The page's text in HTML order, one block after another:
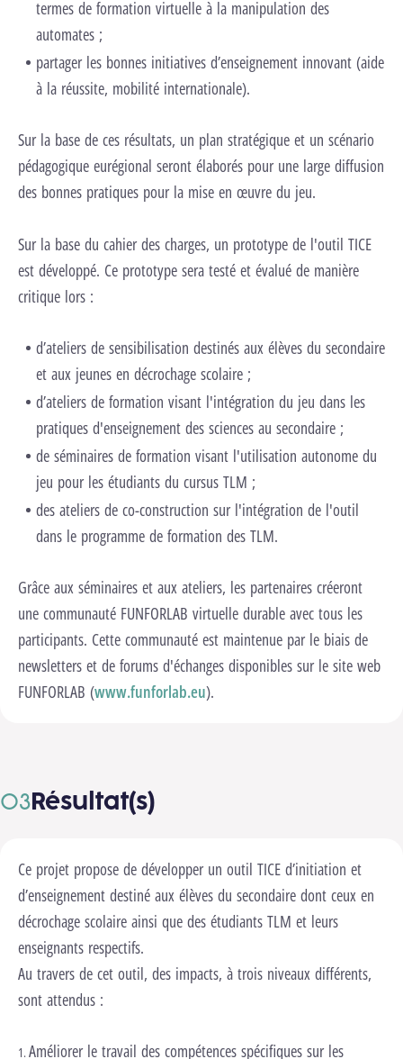
termes de formation virtuelle à la manipulation des
automates ;
partager les bonnes initiatives d’enseignement innovant (aide
à la réussite, mobilité internationale).
Sur la base de ces résultats, un plan stratégique et un scénario
pédagogique eurégional seront élaborés pour une large diffusion
des bonnes pratiques pour la mise en œuvre du jeu.
Sur la base du cahier des charges, un prototype de l'outil TICE
est développé. Ce prototype sera testé et évalué de manière
critique lors :
d’ateliers de sensibilisation destinés aux élèves du secondaire
et aux jeunes en décrochage scolaire ;
d’ateliers de formation visant l'intégration du jeu dans les
pratiques d'enseignement des sciences au secondaire ;
de séminaires de formation visant l'utilisation autonome du
jeu pour les étudiants du cursus TLM ;
des ateliers de co-construction sur l'intégration de l'outil
dans le programme de formation des TLM.
Grâce aux séminaires et aux ateliers, les partenaires créeront
une communauté FUNFORLAB virtuelle durable avec tous les
participants. Cette communauté est maintenue par le biais de
newsletters et de forums d'échanges disponibles sur le site web
FUNFORLAB (www.funforlab.eu).
Résultat(s)
Ce projet propose de développer un outil TICE d’initiation et
d’enseignement destiné aux élèves du secondaire dont ceux en
décrochage scolaire ainsi que des étudiants TLM et leurs
enseignants respectifs.
Au travers de cet outil, des impacts, à trois niveaux différents,
sont attendus :
Améliorer le travail des compétences spécifiques sur les